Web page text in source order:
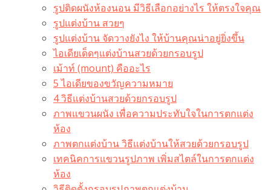
รูปติดผนังห้องนอน มีวิธีเลือกอย่างไร ให้ตรงใจคุณ
รูปแต่งบ้าน สวยๆ
รูปแต่งบ้าน จัดวางยังไง ให้บ้านคุณน่าอยู่ยิ่งขึ้น
ไอเดียเด็ดๆแต่งบ้านสวยด้วยกรอบรูป
เม้าท์ (mount) คืออะไร​
5 ไอเดียของขวัญความหมาย
4 วิธีแต่งบ้านสวยด้วยกรอบรูป
ภาพแขวนผนัง เพื่อความประทับใจในการตกแต่ง
ห้อง
ภาพตกแต่งบ้าน วิธีแต่งบ้านให้สวยด้วยกรอบรูป
เทคนิคการแขวนรูปภาพ เพิ่มสไตล์ในการตกแต่ง
ห้อง